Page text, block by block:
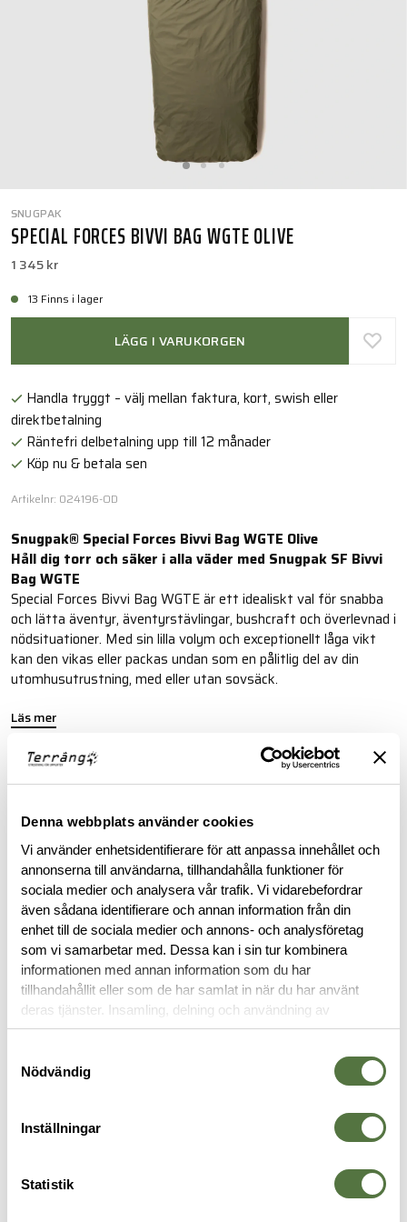
Denna webbplats använder cookies
Vi använder enhetsidentifierare för att anpassa innehållet och
annonserna till användarna, tillhandahålla funktioner för
sociala medier och analysera vår trafik. Vi vidarebefordrar
även sådana identifierare och annan information från din
enhet till de sociala medier och annons- och analysföretag
som vi samarbetar med. Dessa kan i sin tur kombinera
informationen med annan information som du har
tillhandahållit eller som de har samlat in när du har använt
deras tjänster. Insamling, delning och användning av
personuppgifter kan användas för personalisering av
Nödvändig
Inställningar
Statistik
SNUGPAK
SPECIAL FORCES BIVVI BAG WGTE OLIVE
1 345 kr
13 Finns i lager
LÄGG I VARUKORGEN
Handla tryggt – välj mellan faktura, kort, swish eller
direktbetalning
Räntefri delbetalning upp till 12 månader
Köp nu & betala sen
Artikelnr: 024196-OD
Snugpak® Special Forces Bivvi Bag WGTE Olive
Håll dig torr och säker i alla väder med Snugpak SF Bivvi
Bag WGTE
Special Forces Bivvi Bag WGTE är ett idealiskt val för snabba
och lätta äventyr, äventyrstävlingar, bushcraft och överlevnad i
nödsituationer. Med sin lilla volym och exceptionellt låga vikt
kan den vikas eller packas undan som en pålitlig del av din
utomhusutrustning, med eller utan sovsäck.
Läs mer
BESKRIVNING
RECENSIONER
SOVSÄCKAR